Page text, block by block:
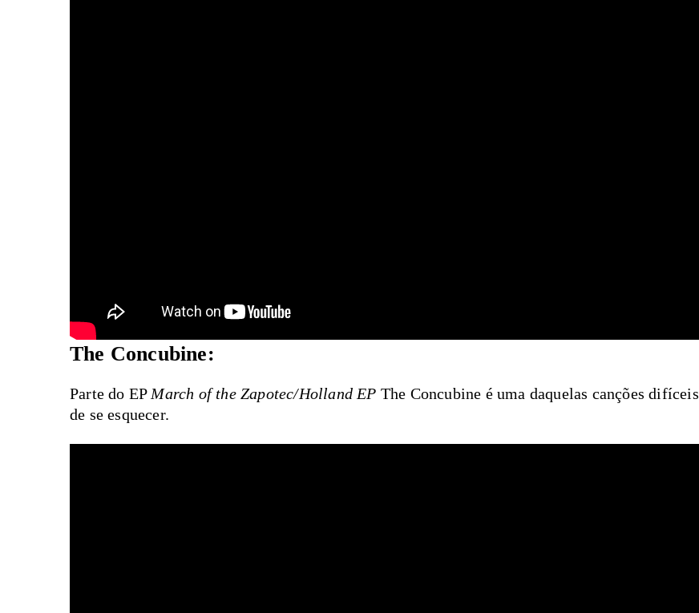
The Concubine:
Parte do EPMarch of the Zapotec/Holland EP The Concubine é uma daquelas canções difíceis
de se esquecer.